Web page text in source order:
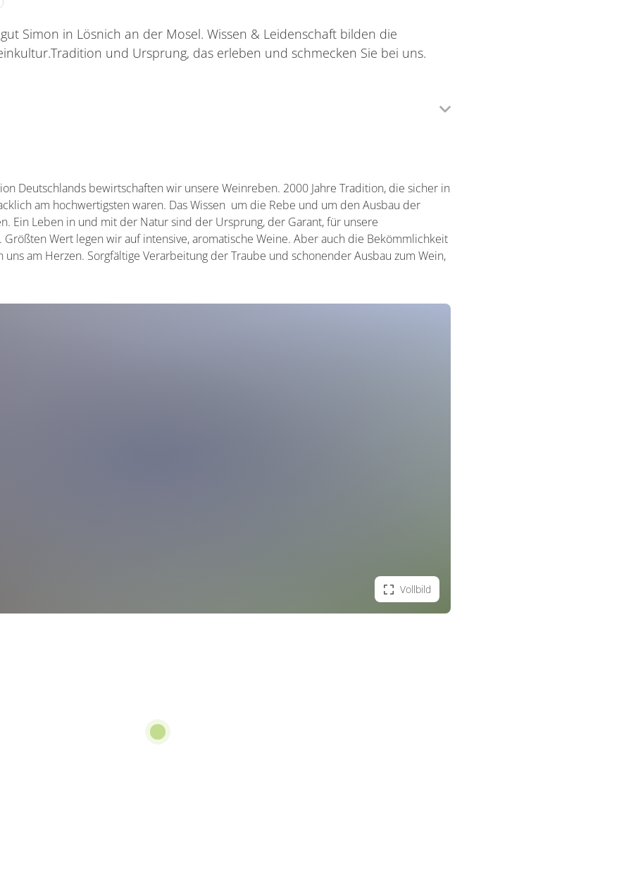
Simon in Lösnich an der Mosel. Wissen & Leidenschaft bilden die
und Ursprung, das erleben und schmecken Sie bei uns.
Deutschlands bewirtschaften wir unsere Weinreben. 2000 Jahre Tradition, die sicher in
am hochwertigsten waren. Das Wissen um die Rebe und um den Ausbau der
Ein Leben in und mit der Natur sind der Ursprung, der Garant, für unsere
Wert legen wir auf intensive, aromatische Weine. Aber auch die Bekömmlichkeit
am Herzen. Sorgfältige Verarbeitung der Traube und schonender Ausbau zum Wein,
Vollbild